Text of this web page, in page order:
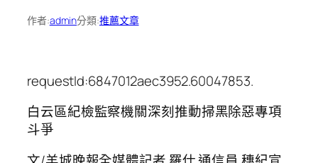
作者:admin分類:推薦文章
requestId:6847012aec3952.60047853.
白云區紀檢監察機關深刻推動掃黑除惡專項
斗爭